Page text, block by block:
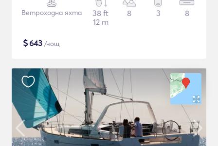
Ветроходна яхта
38 ft
12 m
8 3 8
$643 /нощ